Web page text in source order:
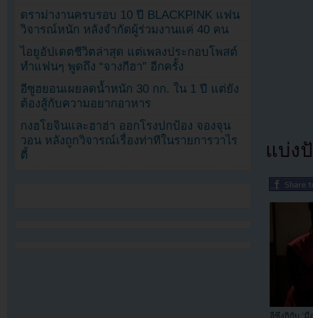
แบ่ง
อีซึงกิกับ ‘มื
ดราม่างานครบรอบ 10 ปี BLACKPINK แฟน
วิจารณ์หนัก หลังจำกัดผู้ร่วมงานแค่ 40 คน
ไอยูอัปเดตชีวิตล่าสุด แต่เพลงประกอบโพสต์
ทำแฟนๆ พูดถึง “จางกีฮา” อีกครั้ง
อีซูฮยอนเผยลดน้ำหนัก 30 กก. ใน 1 ปี แต่ยัง
ต้องสู้กับความอยากอาหาร
กงฮโยจินและฮาฮ่า ออกโรงปกป้อง จองจุน
วอน หลังถูกวิจารณ์เรื่องท่าทีในรายการวาไร
ตี้